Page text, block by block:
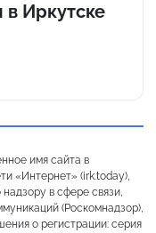
Иркутске
имя сайта в
«Интернет» (irk.today),
в сфере связи,
(Роскомнадзор),
о регистрации: серия